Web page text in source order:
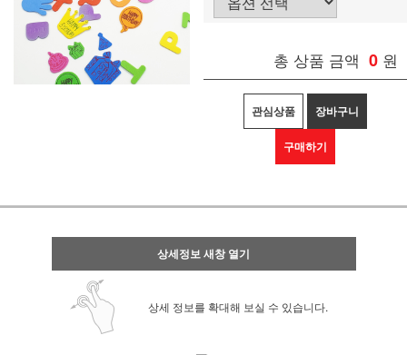
총 상품 금액 0 원
관심상품 장바구니
구매하기
상세정보 새창 열기
상세 정보를 확대해 보실 수 있습니다.